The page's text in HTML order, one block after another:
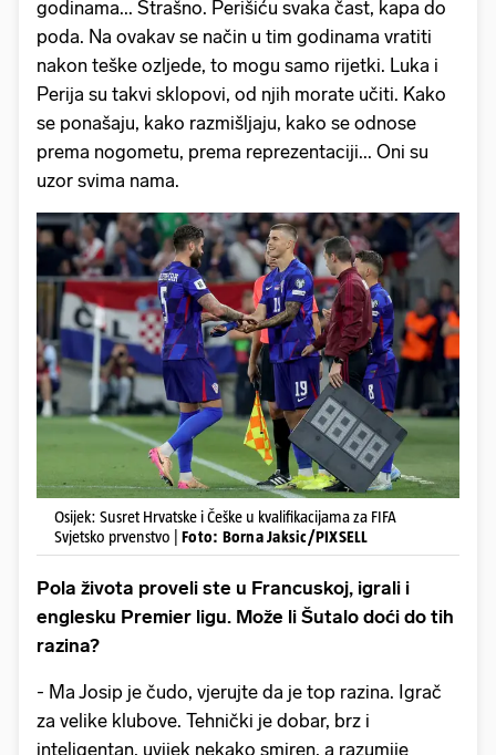
godinama... Strašno. Perišiću svaka čast, kapa do
poda. Na ovakav se način u tim godinama vratiti
nakon teške ozljede, to mogu samo rijetki. Luka i
Perija su takvi sklopovi, od njih morate učiti. Kako
se ponašaju, kako razmišljaju, kako se odnose
prema nogometu, prema reprezentaciji... Oni su
uzor svima nama.
Osijek: Susret Hrvatske i Češke u kvalifikacijama za FIFA
Svjetsko prvenstvo | Foto: Borna Jaksic/PIXSELL
Pola života proveli ste u Francuskoj, igrali i
englesku Premier ligu. Može li Šutalo doći do tih
razina?
- Ma Josip je čudo, vjerujte da je top razina. Igrač
za velike klubove. Tehnički je dobar, brz i
inteligentan, uvijek nekako smiren, a razumije